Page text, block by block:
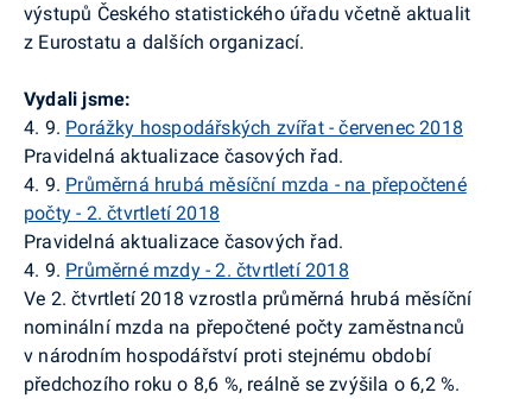
výstupů Českého statistického úřadu včetně aktualit
z Eurostatu a dalších organizací.
Vydali jsme:
4. 9. Porážky hospodářských zvířat - červenec 2018
Pravidelná aktualizace časových řad.
4. 9. Průměrná hrubá měsíční mzda - na přepočtené
počty - 2. čtvrtletí 2018
Pravidelná aktualizace časových řad.
4. 9. Průměrné mzdy - 2. čtvrtletí 2018
Ve 2. čtvrtletí 2018 vzrostla průměrná hrubá měsíční
nominální mzda na přepočtené počty zaměstnanců
v národním hospodářství proti stejnému období
předchozího roku o 8,6 %, reálně se zvýšila o 6,2 %.